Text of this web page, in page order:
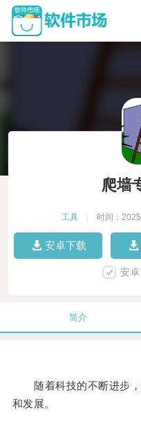
爬墙
工具 时间：
安卓下载
安
简介
随着科技的不断进步，
和发展。